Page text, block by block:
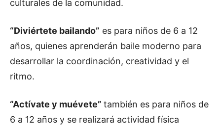
culturales de la comunidad.
“Diviértete bailando” es para niños de 6 a 12
años, quienes aprenderán baile moderno para
desarrollar la coordinación, creatividad y el
ritmo.
“Actívate y muévete” también es para niños de
6 a 12 años y se realizará actividad física